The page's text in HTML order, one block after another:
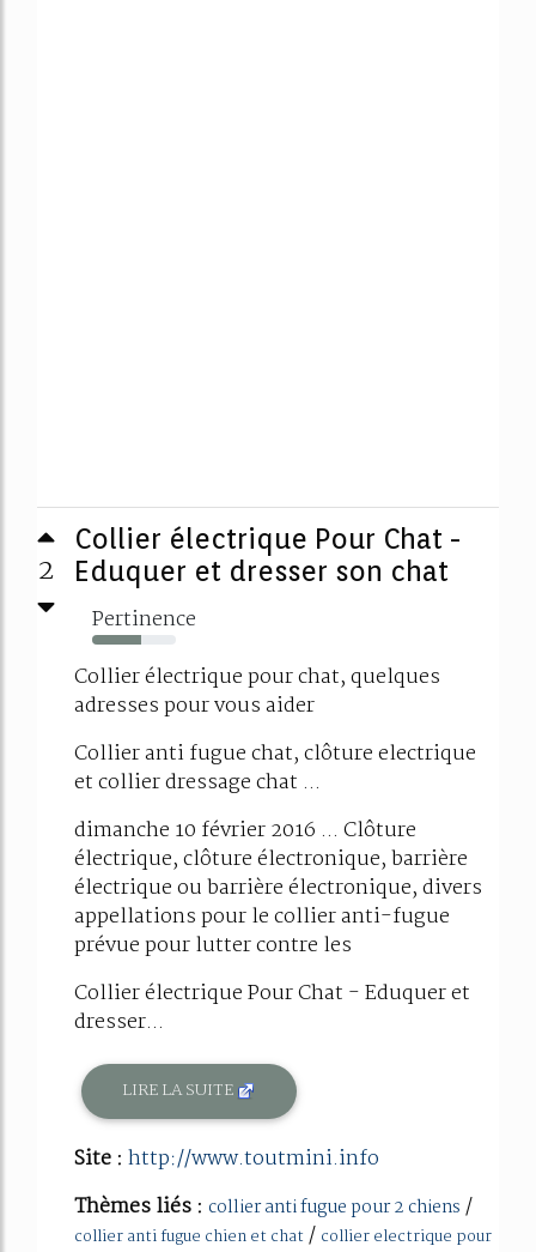
2
Collier électrique Pour Chat -
Eduquer et dresser son chat
Pertinence
59%
Collier électrique pour chat, quelques
adresses pour vous aider
Collier anti fugue chat, clôture electrique
et collier dressage chat ...
dimanche 10 février 2016 ... Clôture
électrique, clôture électronique, barrière
électrique ou barrière électronique, divers
appellations pour le collier anti-fugue
prévue pour lutter contre les
Collier électrique Pour Chat - Eduquer et
dresser...
LIRE LA SUITE
Site : http://www.toutmini.info
Thèmes liés : collier anti fugue pour 2 chiens /
collier anti fugue chien et chat / collier electrique pour